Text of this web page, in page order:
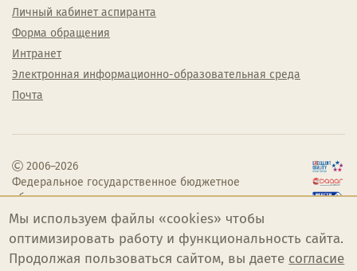
Личный кабинет аспиранта
Форма обращения
Интранет
Электронная информационно-образовательная среда
Почта
2006–2026
Федеральное государственное бюджетное
образовательное учреждение высшего
образования «Челябинский государственный
институт культуры»
Мы используем файлы «cookies» чтобы
оптимизировать работу и функциональность сайта.
Продолжая пользоваться сайтом, вы даете согласие